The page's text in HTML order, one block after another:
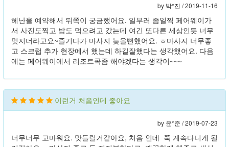
by 박*진 /2019-11-16
헤난을 예약해서 뒤쪽이 궁금했어요. 일부러 좀일찍 페어웨이가
서 사진도찍고 밥도 먹으려고 갔는데 여긴 또다른 세상인듯 너무
멋지더라고요~즐기다가 마사지 늦을뻔했어요. ㅎ마사지 너무좋
고 스크럽 추가 현장에서 했는데 하길잘했다는 생각했어요. 다음
에는 페어웨이에서 리조트콕좀 해야겠다는 생각이~~~
이런거 처음인데 좋아요
by 윤*준 /2019-07-23
너무너무 고마워요. 맛들릴거같아요, 처음 인데 쭉 계속다니게 될